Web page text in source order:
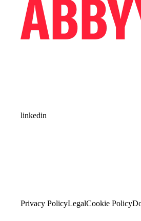
linkedin
Privacy PolicyLegalCookie Policy